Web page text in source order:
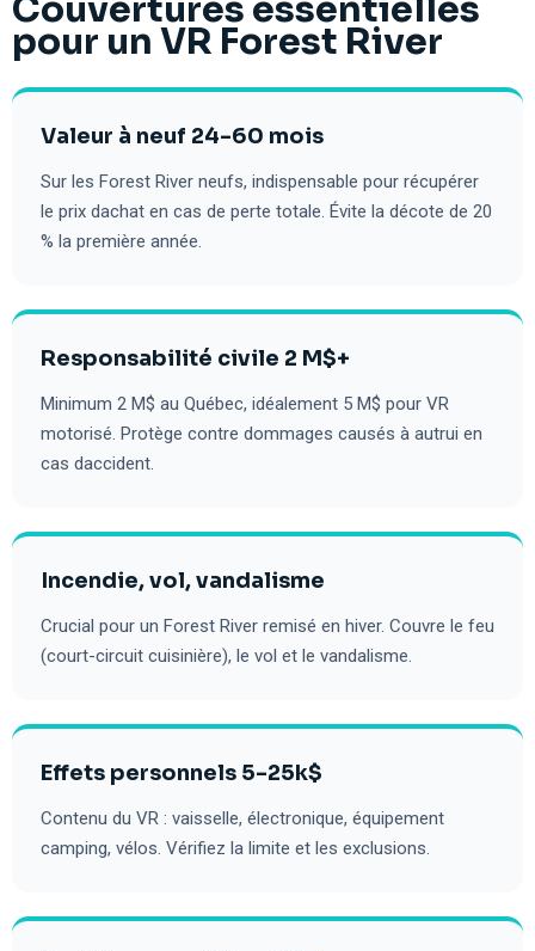
Couvertures essentielles
pour un VR Forest River
Valeur à neuf 24-60 mois
Sur les Forest River neufs, indispensable pour récupérer
le prix dachat en cas de perte totale. Évite la décote de 20
% la première année.
Responsabilité civile 2 M$+
Minimum 2 M$ au Québec, idéalement 5 M$ pour VR
motorisé. Protège contre dommages causés à autrui en
cas daccident.
Incendie, vol, vandalisme
Crucial pour un Forest River remisé en hiver. Couvre le feu
(court-circuit cuisinière), le vol et le vandalisme.
Effets personnels 5-25k$
Contenu du VR : vaisselle, électronique, équipement
camping, vélos. Vérifiez la limite et les exclusions.